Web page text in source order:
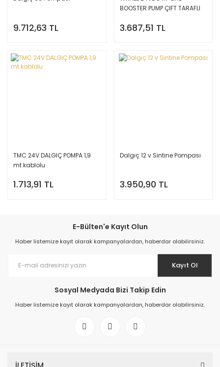
9.712,63 TL
BOOSTER PUMP ÇİFT TARAFLI
3.687,51 TL
TMC 24V DALGIÇ POMPA 1,9
mt kablolu
1.713,91 TL
Dalgıç 12 v Sintine Pompası
3.950,90 TL
E-Bülten'e Kayıt Olun
Haber listemize kayıt olarak kampanyalardan, haberdar olabilirsiniz.
Kayıt Ol
Sosyal Medyada Bizi Takip Edin
Haber listemize kayıt olarak kampanyalardan, haberdar olabilirsiniz.